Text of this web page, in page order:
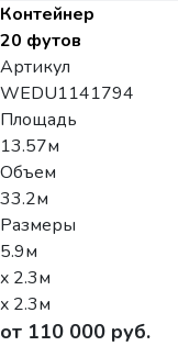
Контейнер
20 футов
Артикул
WEDU1141794
Площадь
13.57м
Объем
33.2м
Размеры
5.9м
x 2.3м
x 2.3м
от 110 000 руб.